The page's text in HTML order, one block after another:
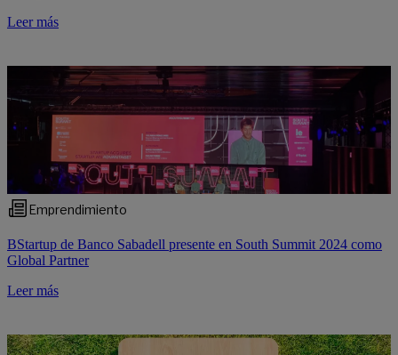
Leer más
Emprendimiento
BStartup de Banco Sabadell presente en South Summit 2024 como
Global Partner
Leer más